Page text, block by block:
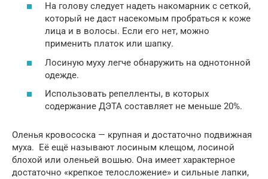
На голову следует надеть накомарник с сеткой,
который не даст насекомым пробраться к коже
лица и в волосы. Если его нет, можно
применить платок или шапку.
Лосиную муху легче обнаружить на однотонной
одежде.
Использовать репелленты, в которых
содержание ДЭТА составляет не меньше 20%.
Оленья кровососка — крупная и достаточно подвижная
муха. Её ещё называют лосиным клещом, лосиной
блохой или оленьей вошью. Она имеет характерное
достаточно «крепкое телосложение» и сильные лапки,